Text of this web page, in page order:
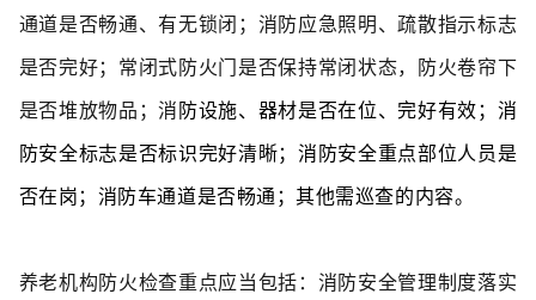
通道是否畅通、有无锁闭；消防应急照明、疏散指示标志
是否完好；常闭式防火门是否保持常闭状态，防火卷帘下
是否堆放物品；消 防设施、器材是否在位、完好有效；消
防安全标志是否标识完好清晰；消防安全重点部位人员是
否在岗；消防车通道是否畅通；其他需巡查的内容。
养老机构防火检查重点应当包括：消防安全管理制度落实